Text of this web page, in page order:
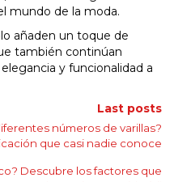
mundo de la moda.
añaden un toque de
también continúan
y funcionalidad a
Last posts
números de varillas?
que casi nadie conoce
Descubre los factores que